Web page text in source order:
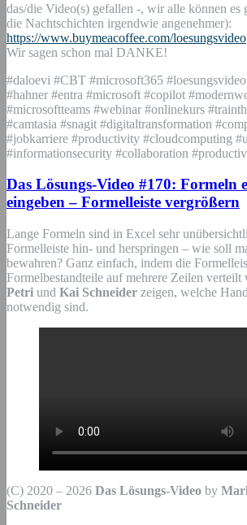
das/die Video(s) gefallen -, wir alle können es
die Nachtschichten irgendwie angenehmer):
https://www.buymeacoffee.com/loesungsvideo
Wir sagen schon mal DANKE!
#daloevi #CBT #microsoft365
#hahner #entra #microsoft #copilot
#microsoftteams #webinar #onlinekurs
#camtasia #snagit #digitaltransformation
#jobkarriere #productivity #cloudcomputing
#informationsecurity #collaboration
Das Lösungs-Video #170: Formeln
eingeben – Formelleiste vergrößern
Lange Formeln sind in Excel sehr
Formelleiste hin- und herspringen – wie soll
bewahren? Ganz einfach, indem die
Formelbestandteile auf mehrere Zeilen verteilt
Petri und Kai Schneider zeigen, welche
notwendig sind.
(C) 2020 – 2026 Das Lösungs-Video by
Schneider